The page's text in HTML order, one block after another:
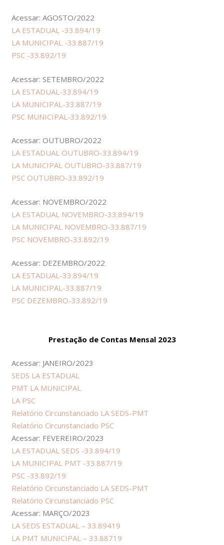
Acessar: AGOSTO/2022
LA ESTADUAL -33.894/19
LA MUNICIPAL -33.887/19
PSC -33.892/19
Acessar: SETEMBRO/2022
LA ESTADUAL-33.894/19
LA MUNICIPAL-33.887/19
PSC MUNICIPAL-33.892/19
Acessar: OUTUBRO/2022
LA ESTADUAL OUTUBRO-33.894/19
LA MUNICIPAL OUTUBRO-33.887/19
PSC OUTUBRO-33.892/19
Acessar: NOVEMBRO/2022
LA ESTADUAL NOVEMBRO-33.894/19
LA MUNICIPAL NOVEMBRO-33.887/19
PSC NOVEMBRO-33.892/19
Acessar: DEZEMBRO/2022
LA ESTADUAL-33.894/19
LA MUNICIPAL-33.887/19
PSC DEZEMBRO-33.892/19
Prestação de Contas Mensal 2023
Acessar: JANEIRO/2023
SEDS LA ESTADUAL
PMT LA MUNICIPAL
LA PSC
Relatório Circunstanciado LA SEDS-PMT
Relatório Circunstanciado PSC
Acessar: FEVEREIRO/2023
LA ESTADUAL SEDS -33.894/19
LA MUNICIPAL PMT -33.887/19
PSC -33.892/19
Relatório Circunstanciado LA SEDS-PMT
Relatório Circunstanciado PSC
Acessar: MARÇO/2023
LA SEDS ESTADUAL – 33.89419
LA PMT MUNICIPAL – 33.88719